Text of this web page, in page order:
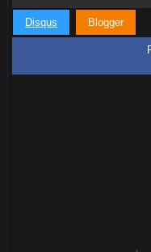
Disqus Blogger